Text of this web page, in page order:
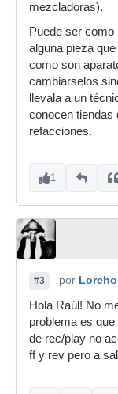
mezcladoras).
Puede ser como
alguna pieza
como son
cambiarselos
llevala a un
conocen tiendas
refacciones.
1
#3 por Lorcho
Hola Raúl! No
problema es
de rec/play no
ff y rev pero a